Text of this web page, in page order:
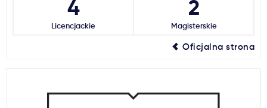
4
Licencjackie
2
Magisterskie
Oficjalna strona